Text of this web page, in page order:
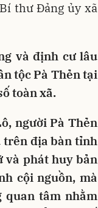
thư Đảng ủy xã
và định cư lâu
tộc Pà Thẻn tại
toàn xã.
người Pà Thẻn
trên địa bàn tỉnh
và phát huy bản
cội nguồn, mà
quan tâm nhằm